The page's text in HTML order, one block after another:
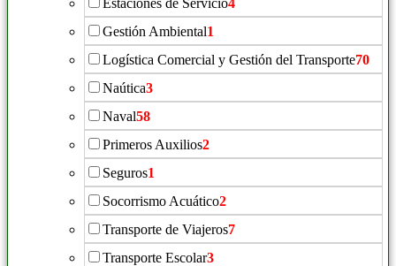
Gestión Ambiental1
Logística Comercial y Gestión del Transporte70
Naútica3
Naval58
Primeros Auxilios2
Seguros1
Socorrismo Acuático2
Transporte de Viajeros7
Transporte Escolar3